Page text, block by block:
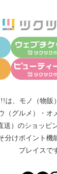
は、 モノ（物販）
（グルメ）
・ オ
） のショッピ
分けポイント機
プレイスで